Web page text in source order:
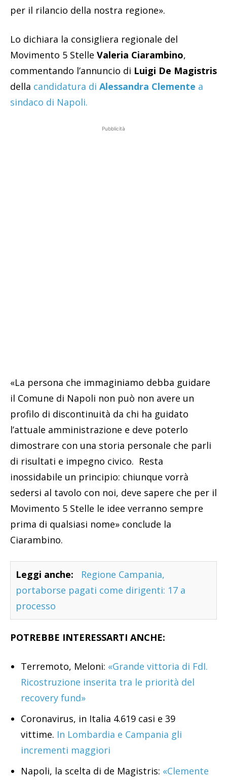
per il rilancio della nostra regione».
Lo dichiara la consigliera regionale del
Movimento 5 Stelle Valeria Ciarambino,
commentando l’annuncio di Luigi De Magistris
della candidatura di Alessandra Clemente a
sindaco di Napoli.
Pubblicità
«La persona che immaginiamo debba guidare
il Comune di Napoli non può non avere un
profilo di discontinuità da chi ha guidato
l’attuale amministrazione e deve poterlo
dimostrare con una storia personale che parli
di risultati e impegno civico. Resta
inossidabile un principio: chiunque vorrà
sedersi al tavolo con noi, deve sapere che per il
Movimento 5 Stelle le idee verranno sempre
prima di qualsiasi nome» conclude la
Ciarambino.
Leggi anche:
Regione Campania,
portaborse pagati come dirigenti: 17 a
processo
POTREBBE INTERESSARTI ANCHE:
Terremoto, Meloni: «Grande vittoria di FdI.
Ricostruzione inserita tra le priorità del
recovery fund»
Coronavirus, in Italia 4.619 casi e 39
vittime. In Lombardia e Campania gli
incrementi maggiori
Napoli, la scelta di de Magistris: «Clemente